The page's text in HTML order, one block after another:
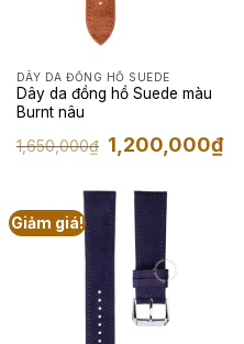
DÂY DA ĐỒNG HỒ SUEDE
Dây da đồng hồ Suede màu
Burnt nâu
1,650,000₫ Giá
gốc
1,200,000₫Giá
hiện
Giảm giá!